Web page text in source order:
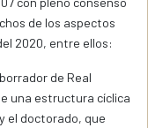
de los aspectos
2020, entre ellos:
de Real
una estructura cíclica
el doctorado, que